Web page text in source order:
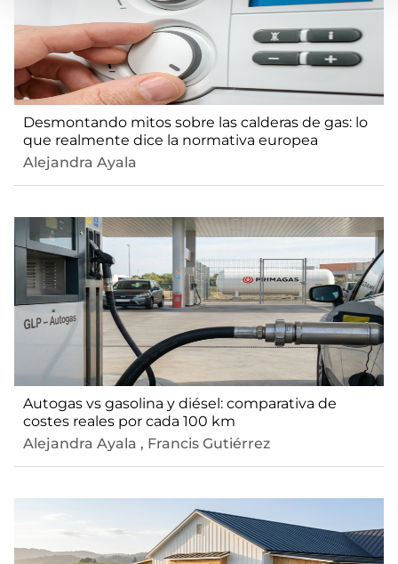
Desmontando mitos sobre las calderas de gas: lo
que realmente dice la normativa europea
Alejandra Ayala
Autogas vs gasolina y diésel: comparativa de
costes reales por cada 100 km
Alejandra Ayala , Francis Gutiérrez